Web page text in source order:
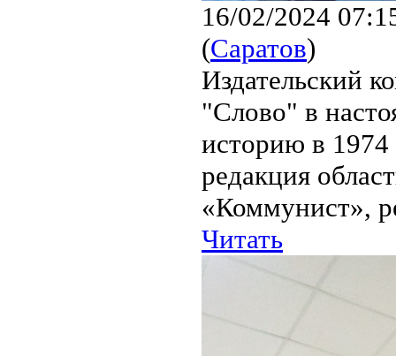
16/02/2024
(Саратов)
Издательский
"Слово" в
историю в 1974
редакция
«Коммунист»,
Читать